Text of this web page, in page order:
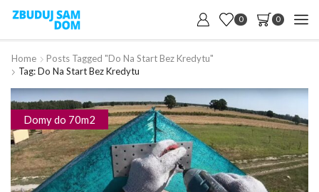
0 0
Home
Posts Tagged "do Na Start Bez Kredytu"
Tag: Do Na Start Bez Kredytu
Domy do 70m2